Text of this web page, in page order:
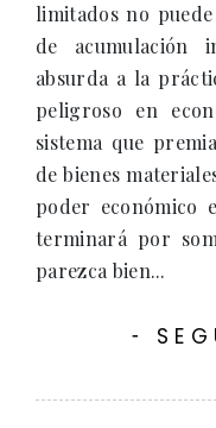
limitados no
de acumulación
absurda a la
peligroso en
sistema que
de bienes
poder económico
terminará por
parezca bien...
-